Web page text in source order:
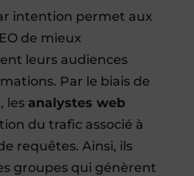
intention permet aux
de mieux
leurs audiences
Par le biais de
les analystes web
du trafic associé à
requêtes. Ainsi, ils
groupes qui génèrent